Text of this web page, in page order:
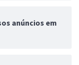
anúncios em